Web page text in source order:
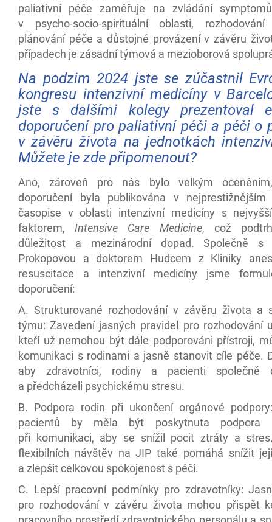
paliativní péče zaměřuje na zvládání
v psycho-socio-spirituální oblasti,
plánování péče a důstojné provázení v závěru
případech je zásadní týmová a mezioborová
Na podzim 2024 jste se zúčastnil
kongresu intenzivní medicíny v
jste s dalšími kolegy prezentoval
doporučení pro paliativní péči a péči o
v závěru života na jednotkách
Můžete je zde připomenout?
Ano, zároveň pro nás bylo velkým
doporučení byla publikována v nejprestižnějším
časopise v oblasti intenzivní medicíny s
faktorem, Intensive Care Medicine, což
důležitost a mezinárodní dopad. Společně s
Prokopovou a doktorem Hudcem z Kliniky
resuscitace a intenzivní medicíny jsme
doporučení:
A. Strukturované rozhodování v závěru života a
týmu: Zavedení jasných pravidel pro rozhodování
kteří už nemohou být dále podporováni přístroji,
komunikaci s rodinami a jasně stanovit cíle péče.
aby zdravotníci, rodiny a pacienti společně
a předcházeli psychickému stresu.
B. Podpora rodin při ukončení orgánové
pacientů by měla být poskytnuta podpora
při komunikaci, aby se snížil pocit ztráty a
flexibilních návštěv na JIP také pomáhá snížit
a zlepšit celkovou spokojenost s péčí.
C. Lepší pracovní podmínky pro zdravotníky:
pro rozhodování v závěru života mohou přispět